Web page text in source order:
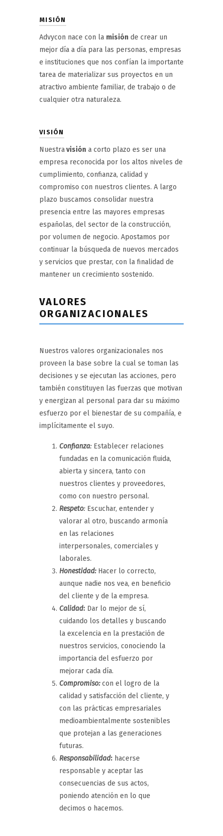
MISIÓN
Advycon nace con la misión de crear un
mejor día a día para las personas, empresas
e instituciones que nos confían la importante
tarea de materializar sus proyectos en un
atractivo ambiente familiar, de trabajo o de
cualquier otra naturaleza.
VISIÓN
Nuestravisión a corto plazo es ser una
empresa reconocida por los altos niveles de
cumplimiento, confianza, calidad y
compromiso con nuestros clientes. A largo
plazo buscamos consolidar nuestra
presencia entre las mayores empresas
españolas, del sector de la construcción,
por volumen de negocio. Apostamos por
continuar la búsqueda de nuevos mercados
y servicios que prestar, con la finalidad de
mantener un crecimiento sostenido.
VALORES
ORGANIZACIONALES
Nuestros valores organizacionales nos
proveen la base sobre la cual se toman las
decisiones y se ejecutan las acciones, pero
también constituyen las fuerzas que motivan
y energizan al personal para dar su máximo
esfuerzo por el bienestar de su compañía, e
implícitamente el suyo.
Confianza: Establecer relaciones
fundadas en la comunicación fluida,
abierta y sincera, tanto con
nuestros clientes y proveedores,
como con nuestro personal.
Respeto: Escuchar, entender y
valorar al otro, buscando armonía
en las relaciones
interpersonales, comerciales y
laborales.
Honestidad:Hacer lo correcto,
aunque nadie nos vea, en beneficio
del cliente y de la empresa.
Calidad: Dar lo mejor de sí,
cuidando los detalles y buscando
la excelencia en la prestación de
nuestros servicios, conociendo la
importancia del esfuerzo por
mejorar cada día.
Compromiso:con el logro de la
calidad y satisfacción del cliente, y
con las prácticas empresariales
medioambientalmente sostenibles
que protejan a las generaciones
futuras.
Responsabilidad: hacerse
responsable y aceptar las
consecuencias de sus actos,
poniendo atención en lo que
decimos o hacemos.